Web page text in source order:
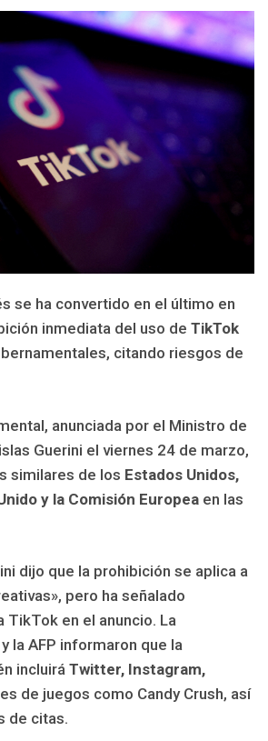
se ha convertido en el último en
inmediata del uso de TikTok
citando riesgos de
anunciada por el Ministro de
Guerini el viernes 24 de marzo,
similares de los Estados Unidos,
y la Comisión Europea en las
dijo que la prohibición se aplica a
pero ha señalado
en el anuncio. La
la AFP informaron que la
incluirá Twitter, Instagram,
de juegos como Candy Crush, así
de citas.